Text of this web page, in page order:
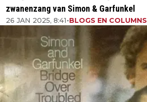
zwanenzang van Simon & Garfunkel
26 JAN 2025, 8:41•BLOGS EN COLUMNS